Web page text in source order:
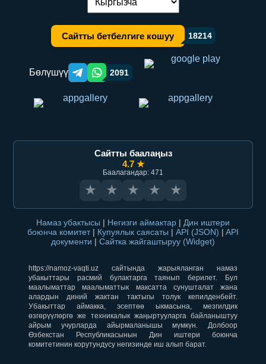
Тилди алмаштыруу:
Сайтты бетбелгиге кошуу 18214
Бөлүшүү Telegram orqali ulashish
WhatsApp orqali ulashish
2091
Сайтты баалаңыз
4.7 ★
Баалагандар: 471
★ ★ ★ ★ ★
Намаз убактысы | Негизги аймактар | Дин иштери
боюнча комитет | Купуялык саясаты | API (JSON) | API
документи | Сайтка жайгаштыруу (Widget)
https://namoz-vaqti.uz сайтында жарыяланган намаз
убакыттары расмий булактарга таянып берилет. Бул
маалыматтар маалыматтык максатта сунушталат жана
алардын диний жактан тактыгы толук кепилденбейт.
Убакыттар аймакка, эсептөө ыкмасына, мезгилдик
өзгөрүүлөргө же техникалык жаңыртууларга байланыштуу
айрым учурларда айырмаланышы мүмкүн. Долбоор
Өзбекстан Республикасынын Дин иштери боюнча
комитетинин корутундусу негизинде иш алып барат.